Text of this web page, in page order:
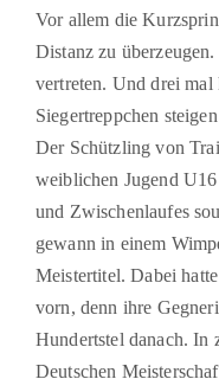
Vor allem die
Distanz zu
vertreten. Und drei mal
Siegertreppchen
Der Schützling von
weiblichen Jugend
und Zwischenlaufes
gewann in einem
Meistertitel. Dabei
vorn, denn ihre
Hundertstel danach. In
Deutschen